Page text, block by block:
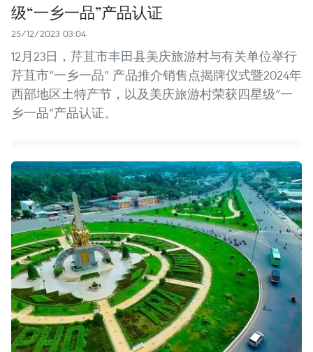
级“一乡一品”产品认证
25/12/2023 03:04
12月23日，芹苴市丰田县美庆旅游村与有关单位举行
芹苴市“一乡一品” 产品推介销售点揭牌仪式暨2024年
西部地区土特产节，以及美庆旅游村荣获四星级“一
乡一品”产品认证。